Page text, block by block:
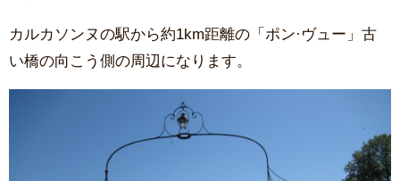
カルカソンヌの駅から約1km距離の「ポン·ヴュー」古
い橋の向こう側の周辺になります。